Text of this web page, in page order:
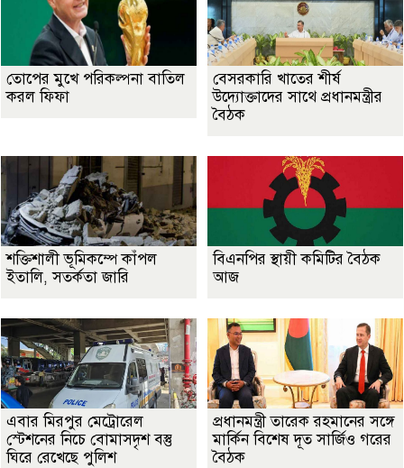
তোপের মুখে পরিকল্পনা বাতিল
করল ফিফা
বেসরকারি খাতের শীর্ষ
উদ্যোক্তাদের সাথে প্রধানমন্ত্রীর
বৈঠক
শক্তিশালী ভূমিকম্পে কাঁপল
ইতালি, সতর্কতা জারি
বিএনপির স্থায়ী কমিটির বৈঠক
আজ
এবার মিরপুর মেট্রোরেল
স্টেশনের নিচে বোমাসদৃশ বস্তু
ঘিরে রেখেছে পুলিশ
প্রধানমন্ত্রী তারেক রহমানের সঙ্গে
মার্কিন বিশেষ দূত সার্জিও গরের
বৈঠক